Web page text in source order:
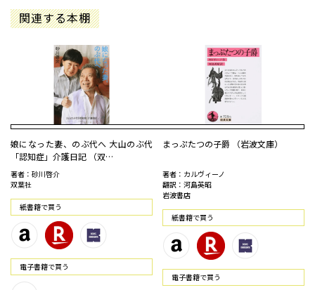
関連する本棚
娘になった妻、のぶ代へ 大山のぶ代
「認知症」介護日記 （双…
著者：砂川啓介
双葉社
紙書籍で買う
電⼦書籍で買う
まっぷたつの子爵 （岩波文庫）
著者：カルヴィーノ
翻訳：河島英昭
岩波書店
紙書籍で買う
電⼦書籍で買う